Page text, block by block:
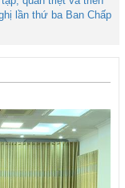
lần thứ ba Ban Chấp